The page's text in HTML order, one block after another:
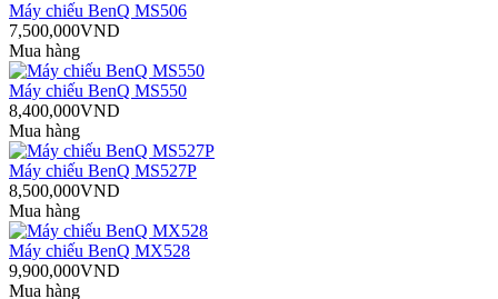
Máy chiếu BenQ MS506
7,500,000VND
Mua hàng
Máy chiếu BenQ MS550
8,400,000VND
Mua hàng
Máy chiếu BenQ MS527P
8,500,000VND
Mua hàng
Máy chiếu BenQ MX528
9,900,000VND
Mua hàng